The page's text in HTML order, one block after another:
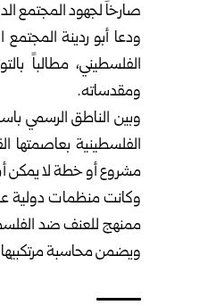
صارخاً لجهود المجتمع
ودعا أبو ردينة
الفلسطيني، مطالباً
ومقدساته.
وبين الناطق الرسمي
الفلسطينية بعاصمتها
مشروع أو خطة لا يمكن أن
وكانت منظمات دولية
ممنهج للعنف ضد
ويضمن محاسبة مرتكبيها